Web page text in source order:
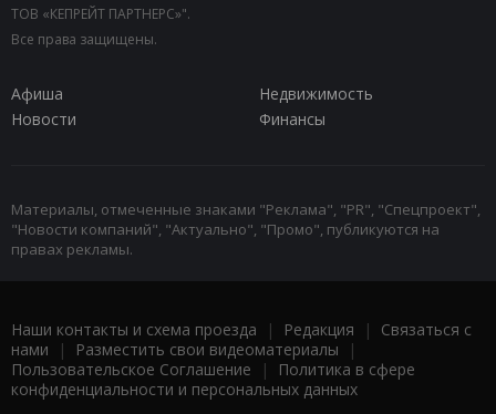
ТОВ «КЕПРЕЙТ ПАРТНЕРС»".
Все права защищены.
Афиша
Недвижимость
Новости
Финансы
Материалы, отмеченные знаками "Реклама", "PR", "Спецпроект",
"Новости компаний", "Актуально", "Промо", публикуются на
правах рекламы.
Наши контакты и схема проезда | Редакция | Связаться с
нами | Разместить свои видеоматериалы |
Пользовательское Соглашение |
Политика в сфере
конфиденциальности и персональных данных